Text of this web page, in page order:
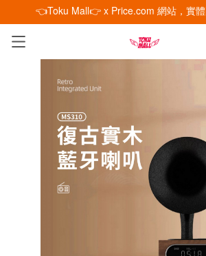
👈Toku Mall👉 x Price.com 網站，實體
已加入購物車